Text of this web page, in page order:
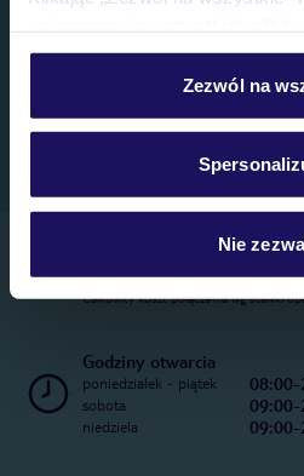
personalizować swój wybór
Szczegółowe informacje o
Zezwól na
Nie
Telefoniczne Centrum
22 270 31 20
Całkowity koszt połączenia wg stawki
Godziny otwarcia
poniedziałek - piątek 08:00-
sobota 09:00-
niedziela 09:00-